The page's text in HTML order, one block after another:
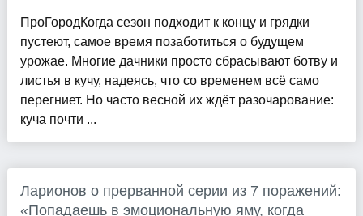
ПроГородКогда сезон подходит к концу и грядки
пустеют, самое время позаботиться о будущем
урожае. Многие дачники просто сбрасывают ботву и
листья в кучу, надеясь, что со временем всё само
перегниет. Но часто весной их ждёт разочарование:
куча почти ...
Ларионов о прерванной серии из 7 поражений:
«Попадаешь в эмоциональную яму, когда